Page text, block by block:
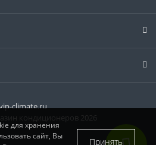
climate.ru
кондиционеров 2026
для хранения
сайт, Вы
Принять